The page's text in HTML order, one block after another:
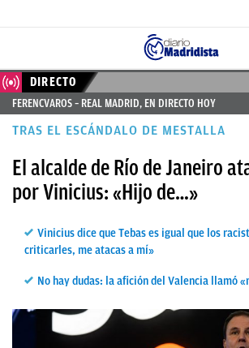
ÚLTIMAS
NOTICIAS
MADRID
BALONCESTO
CANTERA
DIRECTO
FERENCVAROS – REAL MADRID, EN DIRECTO HOY
TRAS EL ESCÁNDALO DE MESTALLA
El alcalde de Río de Janeiro
por Vinicius: «Hijo de…»
Vinicius dice que Tebas es igual que los
criticarles, me atacas a mí»
No hay dudas: la afición del Valencia llamó